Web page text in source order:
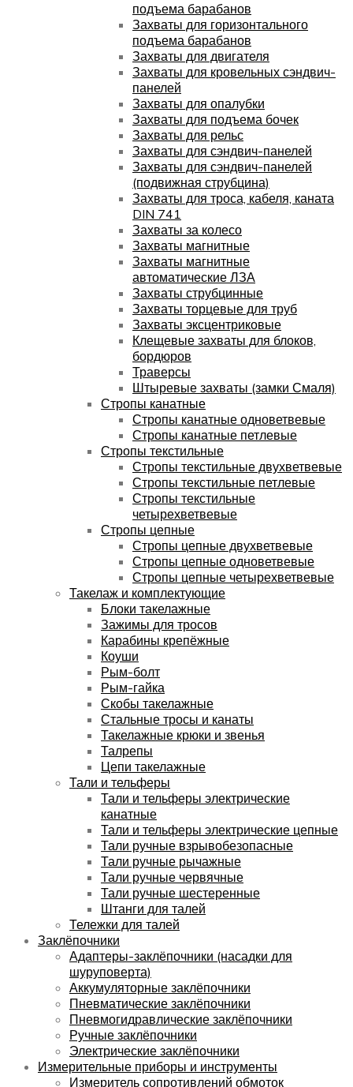
подъема барабанов
Захваты для горизонтального
подъема барабанов
Захваты для двигателя
Захваты для кровельных сэндвич-
панелей
Захваты для опалубки
Захваты для подъема бочек
Захваты для рельс
Захваты для сэндвич-панелей
Захваты для сэндвич-панелей
(подвижная струбцина)
Захваты для троса, кабеля, каната
DIN 741
Захваты за колесо
Захваты магнитные
Захваты магнитные
автоматические ЛЗА
Захваты струбцинные
Захваты торцевые для труб
Захваты эксцентриковые
Клещевые захваты для блоков,
бордюров
Траверсы
Штыревые захваты (замки Смаля)
Стропы канатные
Стропы канатные одноветвевые
Стропы канатные петлевые
Стропы текстильные
Стропы текстильные двухветвевые
Стропы текстильные петлевые
Стропы текстильные
четырехветвевые
Стропы цепные
Стропы цепные двухветвевые
Стропы цепные одноветвевые
Стропы цепные четырехветвевые
Такелаж и комплектующие
Блоки такелажные
Зажимы для тросов
Карабины крепёжные
Коуши
Рым-болт
Рым-гайка
Скобы такелажные
Стальные тросы и канаты
Такелажные крюки и звенья
Талрепы
Цепи такелажные
Тали и тельферы
Тали и тельферы электрические
канатные
Тали и тельферы электрические цепные
Тали ручные взрывобезопасные
Тали ручные рычажные
Тали ручные червячные
Тали ручные шестеренные
Штанги для талей
Тележки для талей
Заклёпочники
Адаптеры-заклёпочники (насадки для
шуруповерта)
Аккумуляторные заклёпочники
Пневматические заклёпочники
Пневмогидравлические заклёпочники
Ручные заклёпочники
Электрические заклёпочники
Измерительные приборы и инструменты
Измеритель сопротивлений обмоток